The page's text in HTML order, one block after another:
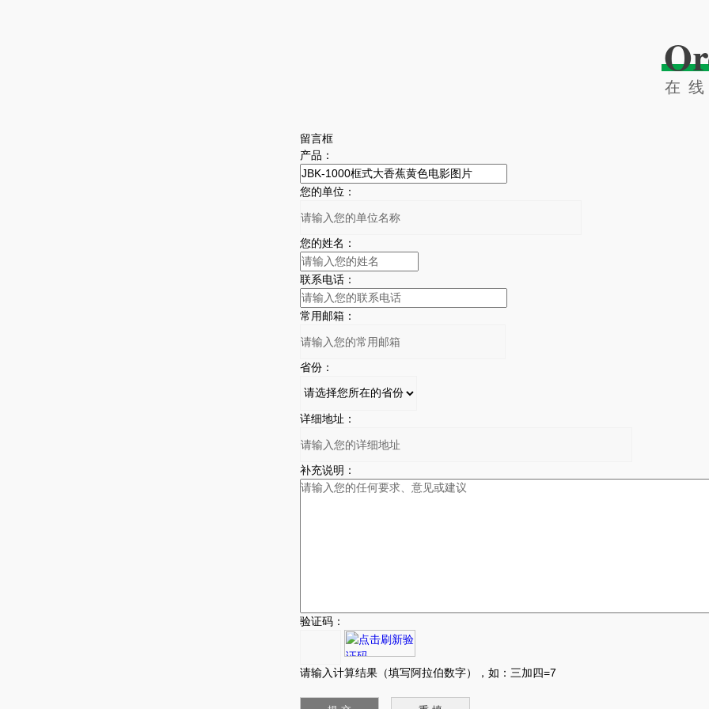
在
留言框
产品：
您的单位：
您的姓名：
联系电话：
常用邮箱：
省份：
详细地址：
补充说明：
验证码：
请输入计算结果（填写阿拉伯数字），如：三加四=7